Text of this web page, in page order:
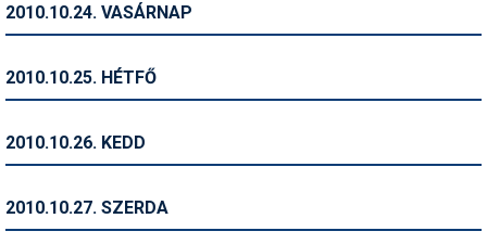
Történelem
Utazási tippek
2010.10.24. VASÁRNAP
2010.10.25. HÉTFŐ
2010.10.26. KEDD
2010.10.27. SZERDA